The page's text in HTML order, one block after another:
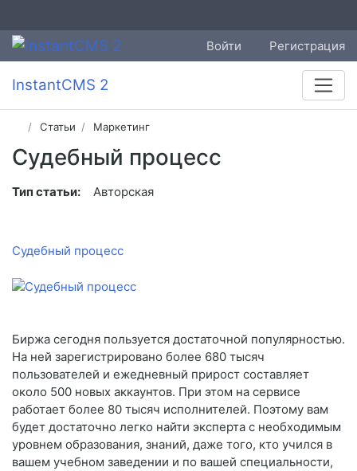
Войти Регистрация
InstantCMS 2
Статьи Маркетинг
Судебный процесс
Тип статьи: Авторская
Судебный процесс
Биржа сегодня пользуется достаточной популярностью.
На ней зарегистрировано более 680 тысяч
пользователей и ежедневный прирост составляет
около 500 новых аккаунтов. При этом на сервисе
работает более 80 тысяч исполнителей. Поэтому вам
будет достаточно легко найти эксперта с необходимым
уровнем образования, знаний, даже того, кто учился в
вашем учебном заведении и по вашей специальности,